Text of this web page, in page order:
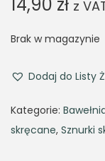
z
Brak w magazynie
Dodaj do Listy
Kategorie:
skręcane, Sznurki